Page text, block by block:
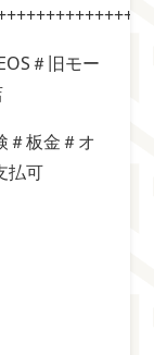
＃旧モー
＃板金＃オ
払可